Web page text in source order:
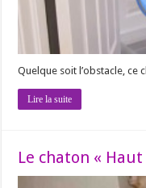
Quelque soit l’obstacle, ce
Lire la suite
Le chaton «